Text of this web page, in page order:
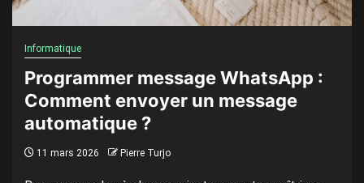
Informatique
Programmer message WhatsApp :
Comment envoyer un message
automatique ?
11 mars 2026 Pierre Turjo